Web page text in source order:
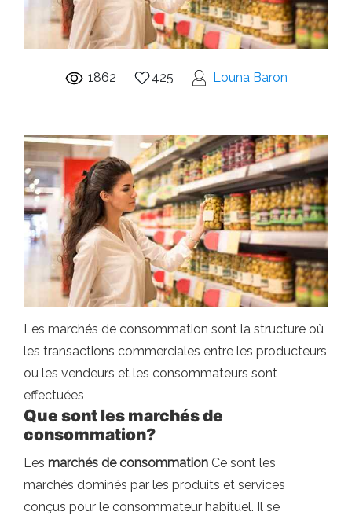
1862 425 Louna Baron
Les marchés de consommation sont la structure où
les transactions commerciales entre les producteurs
ou les vendeurs et les consommateurs sont
effectuées
Que sont les marchés de
consommation?
Les marchés de consommation Ce sont les
marchés dominés par les produits et services
conçus pour le consommateur habituel. Il se